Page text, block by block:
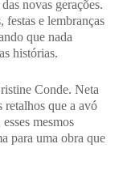
novas gerações.
festas e lembranças
que nada
histórias.
Conde. Neta
retalhos que a avó
mesmos
para uma obra que